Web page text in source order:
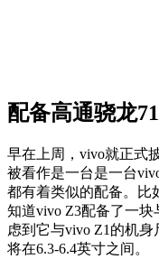
配备高通骁龙
早在上周，vivo就正式
被看作是一台是一台
都有着类似的配备。比
知道vivo Z3配备了一
虑到它与vivo Z1的机
将在6.3-6.4英寸之间。